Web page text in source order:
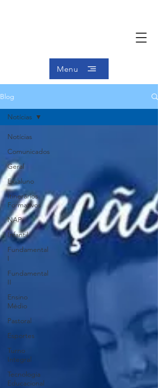
Menu
Blog
Notícias
Comunicados
Geral
Ex-aluno
Itinerários
Formativos
NAP
Infantil
Fundamental
I
Fundamental
II
Ensino
Médio
Pastoral
Esportes
Turno
Integral
Tecnologia
Educacional
Notícias